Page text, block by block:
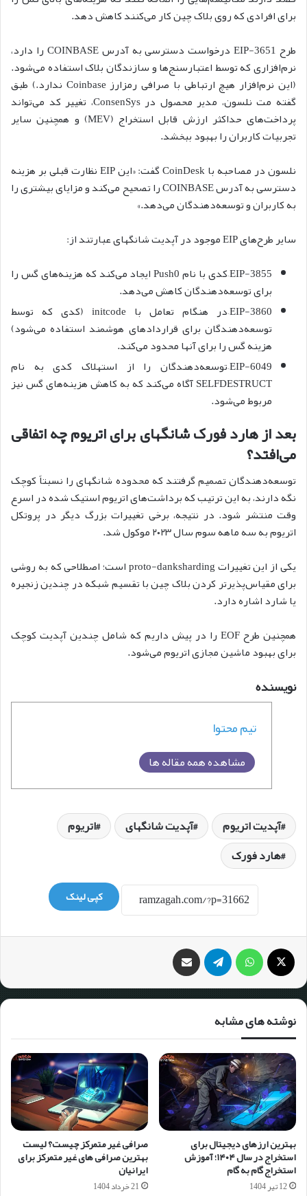
برای افرادی که روی بلاک چین کار می‌کنند کاهش دهد.
طرح EIP-3651 درخواست دسترسی به آدرس COINBASE را دارد،
نرم‌افزاری که توسط اعتبارسنج‌ها و سازندگان بلاک استفاده می‌شود.
(این نرم‌افزار هیچ ارتباطی با صرافی رمزارز Coinbase ندارد.) طبق
گفته مت نلسون، مدیر محصول در ConsenSys، تغییر کد می‌تواند
پرداخت‌های حداکثر ارزش قابل استخراج (MEV) و همچنین سایر
تجربیات کاربران را بهبود ببخشد.
نلسون در مصاحبه با CoinDesk گفت: «این EIP نظارت قبلی بر هزینه
دسترسی به آدرس COINBASE را تصحیح می‌کند و مزایای بیشتری را
به کاربران و توسعه‌دهندگان می‌دهد.»
سایر طرح‌های EIP موجود در آپدیت شانگهای عبارتند از:
EIP-3855–کدی با نام Push0 ایجاد می‌کند که هزینه‌های گس را
برای توسعه‌دهندگان کاهش می‌دهد.
EIP-3860–در هنگام تعامل با initcode (کدی که توسط
توسعه‌دهندگان برای قراردادهای هوشمند استفاده می‌شود)
هزینه گس را برای آنها محدود می‌کند.
EIP-6049–توسعه‌دهندگان را از استهلاک کدی به نام
SELFDESTRUCT آگاه می‌کند که به کاهش هزینه‌های گس نیز
مربوط می‌شود.
بعد از هارد فورک شانگهای برای اتریوم چه اتفاقی
می‌افتد؟
توسعه‌دهندگان تصمیم گرفتند که محدوده شانگهای را نسبتاً کوچک
نگه دارند، به این ترتیب که برداشت‌های اتریوم استیک شده در اسرع
وقت منتشر شود. در نتیجه، برخی تغییرات بزرگ دیگر در پروتکل
اتریوم به سه ماهه سوم سال ۲۰۲۳ موکول شد.
یکی از این تغییرات proto-danksharding است؛ اصطلاحی که به روشی
برای مقیاس‌پذیرتر کردن بلاک چین با تقسیم شبکه در چندین زنجیره
یا شارد اشاره دارد.
همچنین طرح EOF را در پیش داریم که شامل چندین آپدیت کوچک
برای بهبود ماشین مجازی اتریوم می‌شود.
نویسنده
تیم محتوا
مشاهده همه مقاله ها
آپدیت اتریوم آپدیت شانگهای
اتریوم
هارد فورک
کپی لینک
نوشته های مشابه
بهترین ارزهای دیجیتال برای
استخراج در سال ۱۴۰۴؛ آموزش
استخراج گام به گام
12 تیر 1404
صرافی غیر متمرکز چیست؟ لیست
بهترین صرافی های غیر متمرکز برای
ایرانیان
21 خرداد 1404